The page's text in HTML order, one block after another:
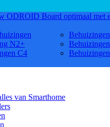
ODROID Board optimaal met
N2+
C4
van Smarthome